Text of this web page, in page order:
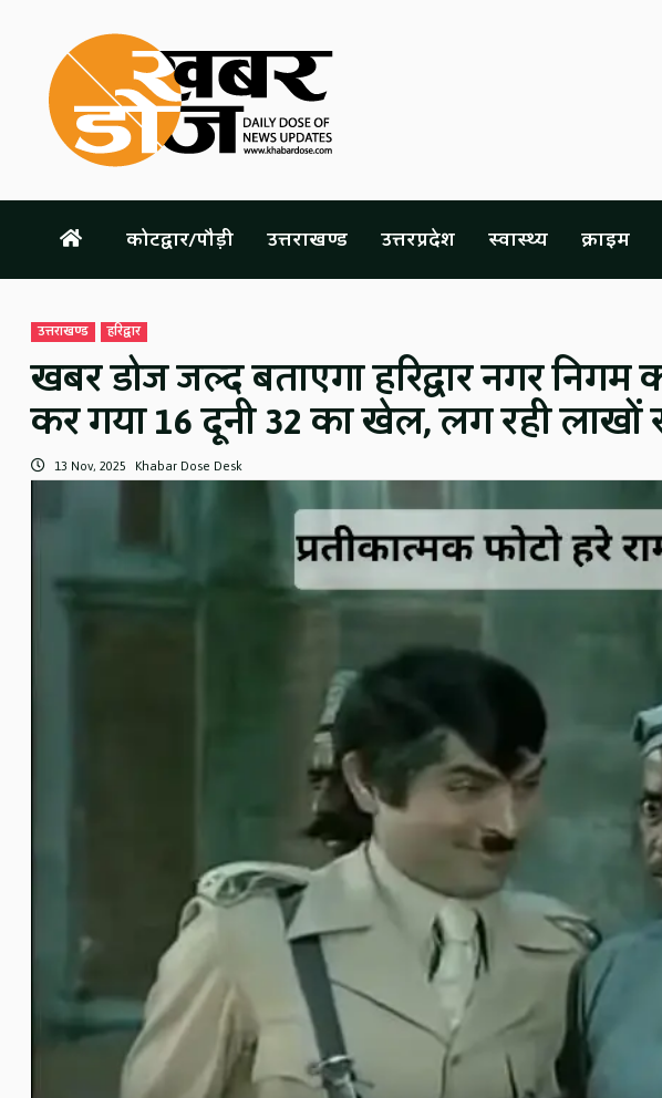
content
कोटद्वार/पौड़ी उत्तराखण्ड उत्तरप्रदेश स्वास्थ्य क्राइम
उत्तराखण्ड हरिद्वार
खबर डोज जल्द बताएगा हरिद्वार नगर
कर गया 16 दूनी 32 का खेल, लग रही
13 Nov, 2025 Khabar Dose Desk